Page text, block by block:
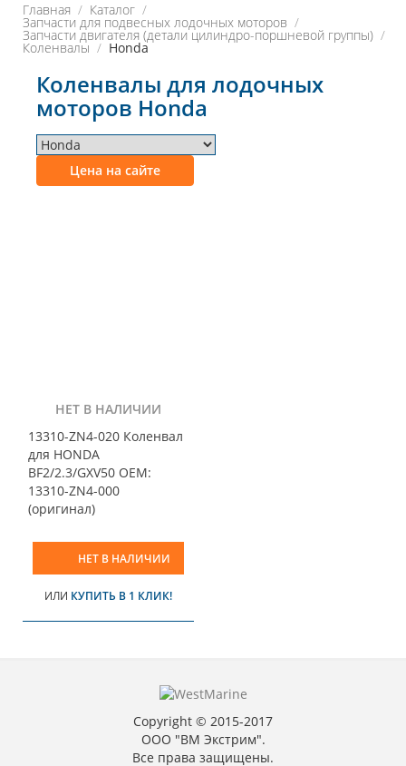
Главная Каталог
Запчасти для подвесных лодочных моторов
Запчасти двигателя (детали цилиндро-поршневой группы)
Коленвалы Honda
Коленвалы для лодочных
моторов Honda
Цена на сайте
НЕТ В НАЛИЧИИ
13310-ZN4-020 Коленвал
для HONDA
BF2/2.3/GXV50 OEM:
13310-ZN4-000
(оригинал)
НЕТ В НАЛИЧИИ
ИЛИ КУПИТЬ В 1 КЛИК!
Copyright © 2015-2017
ООО "ВМ Экстрим".
Все права защищены.